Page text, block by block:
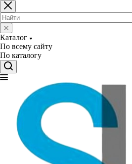
Каталог
По всему сайту
По каталогу